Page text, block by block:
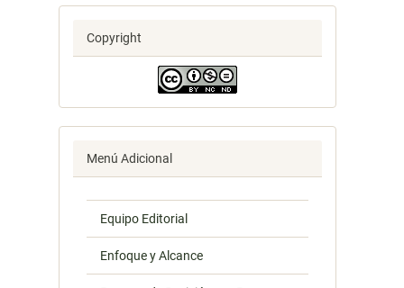
Copyright
Menú Adicional
Equipo Editorial
Enfoque y Alcance